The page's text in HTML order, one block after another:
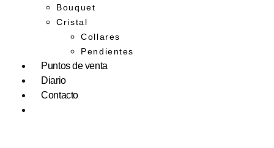
Bouquet
Cristal
Collares
Pendientes
Puntos de venta
Diario
Contacto